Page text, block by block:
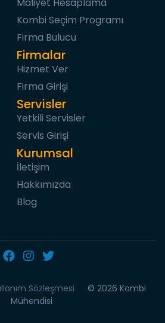
Kombi Seçim Programı
Firma Bulucu
Firmalar
Hizmet Ver
Firma Girişi
Servisler
Yetkili Servisler
Servis Girişi
Kurumsal
İletişim
Hakkımızda
Blog
Sözleşmesi
© 2026 Kombi
Mühendisi